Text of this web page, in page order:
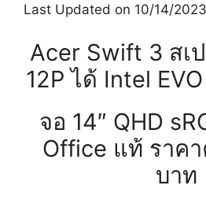
Last Updated on 10/14/
Acer Swift 3 สเ
12P ได้ Intel
จอ 14″ QHD
Office แท้ ราค
บาท